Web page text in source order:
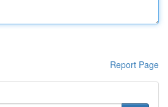
Report Page